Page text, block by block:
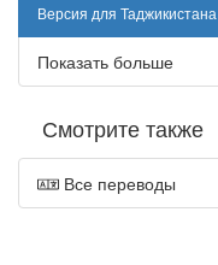
Версия для Таджикистана
Показать больше
Смотрите также
Все переводы